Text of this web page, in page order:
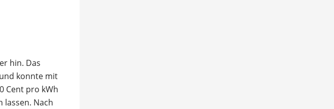
hin. Das
konnte mit
Cent pro kWh
lassen. Nach